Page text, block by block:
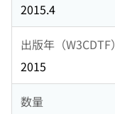
2015.4
出版年（W3CDTF）
2015
数量